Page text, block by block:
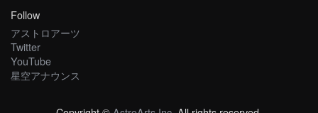
Follow
アストロアーツ
Twitter
YouTube
星空アナウンス